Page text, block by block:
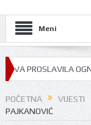
Meni
OGNJENU
POČETNA VIJESTI
PAJKANOVIĆ